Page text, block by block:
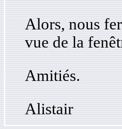
Alors, nous
vue de la
Amitiés.
Alistair